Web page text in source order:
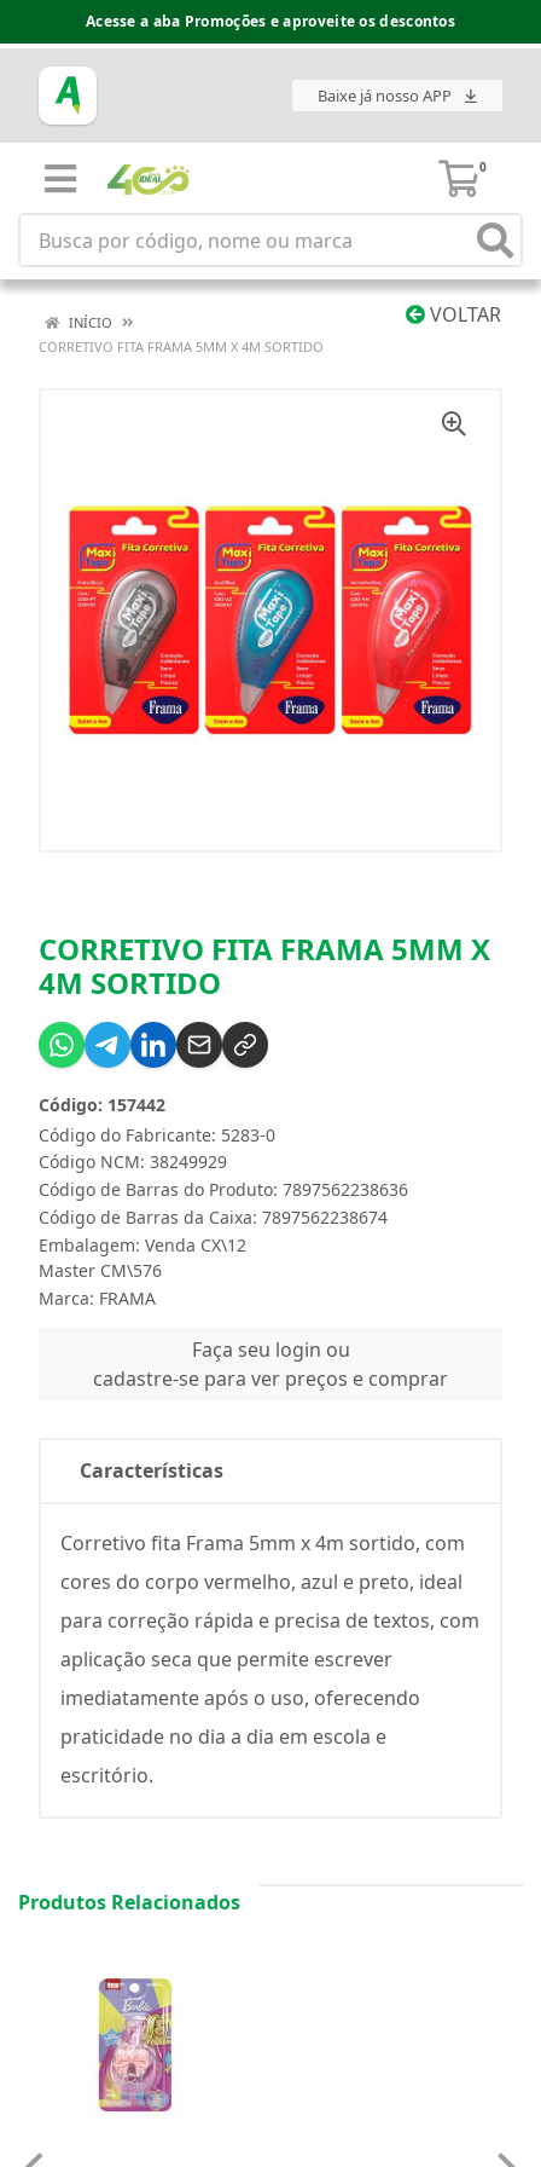
Acesse a aba Promoções e aproveite os descontos
Baixe já nosso APP
0
VOLTAR
INÍCIO
CORRETIVO FITA FRAMA 5MM X 4M SORTIDO
CORRETIVO FITA FRAMA 5MM X
4M SORTIDO
Código do Fabricante: 5283-0
Código: 157442
Código NCM: 38249929
Código de Barras do Produto: 7897562238636
Código de Barras da Caixa: 7897562238674
Embalagem: Venda CX\12
Master CM\576
Marca: FRAMA
Faça seu login ou
cadastre-se para ver preços e comprar
Características
Corretivo fita Frama 5mm x 4m sortido, com
cores do corpo vermelho, azul e preto, ideal
para correção rápida e precisa de textos, com
aplicação seca que permite escrever
imediatamente após o uso, oferecendo
praticidade no dia a dia em escola e
escritório.
Produtos Relacionados